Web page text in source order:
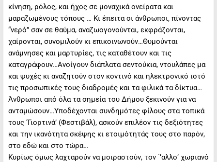
κίνηση, ρόλος, και ήχος σε μοναχικά ονείρατα και
μαραζωμένους τόπους … Κι έπειτα οι άνθρωποι, πίνοντας
“νερό” σαν σε θαύμα, αναζωογονούνται, εκφράζονται,
χαίρονται, συνομιλούν κι επικοινωνούν…Θυμούνται
ανάμνησες και μαρτυρίες, τις καταθέτουν και τις
καταγράφουν…Ανοίγουν διάπλατα σεντούκια, ντουλάπες μα
και ψυχές κι αναζητούν στον κοντινό και ηλεκτρονικό ιστό
τις προσωπικές τους διαδρομές και τα φιλικά τα δίκτυα…
Άνθρωποι από όλα τα σημεία του Δήμου ξεκινούν για να
ανταμώσουν…Υποδέχονται συνδημότες φίλους στα τοπικά
τους ‘Γιορτινά’ (Φεστιβάλ), ασκούν επιλέον τις δεξιότητες
και την ικανότητα σκέψης κι ετοιμότητάς τους στο παρόν,
στο εδώ και στο τώρα…
Κυρίως όμως λαχταρούν να μοιραστούν, τον ΄’αλλο’ χωριανό